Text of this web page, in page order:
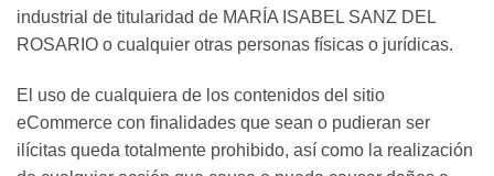
industrial de titularidad de MARÍA ISABEL SANZ DEL
ROSARIO o cualquier otras personas físicas o jurídicas.
El uso de cualquiera de los contenidos del sitio
eCommerce con ﬁnalidades que sean o pudieran ser
ilícitas queda totalmente prohibido, así como la realización